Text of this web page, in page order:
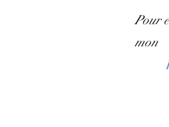
Pour
mon